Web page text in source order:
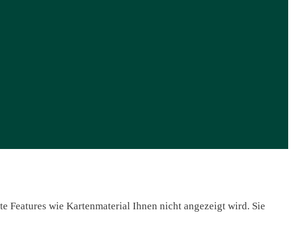
Features wie Kartenmaterial Ihnen nicht angezeigt wird. Sie